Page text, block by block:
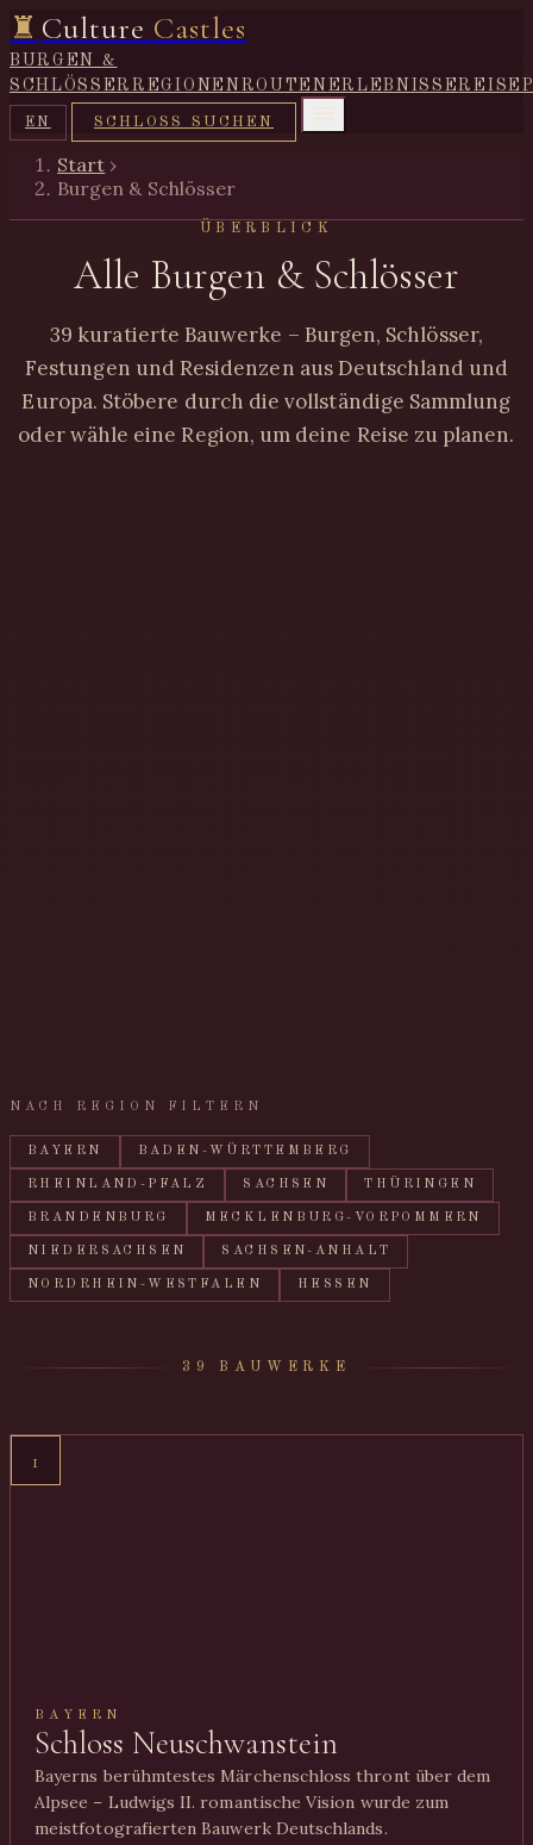
♜ Culture Castles
BURGEN &
SCHLÖSSERREGIONEN ROUTEN ERLEBNISSE
EN SCHLOSS SUCHEN
Start ›
Burgen & Schlösser
ÜBERBLICK
Alle Burgen & Schlösser
39 kuratierte Bauwerke – Burgen, Schlösser,
Festungen und Residenzen aus Deutschland und
Europa. Stöbere durch die vollständige Sammlung
oder wähle eine Region, um deine Reise zu planen.
NACH REGION FILTERN
BAYERN BADEN-WÜRTTEMBERG
RHEINLAND-PFALZ SACHSEN THÜRINGEN
BRANDENBURG MECKLENBURG-VORPOMMERN
NIEDERSACHSEN SACHSEN-ANHALT
NORDRHEIN-WESTFALEN HESSEN
39 BAUWERKE
1
BAYERN
Schloss Neuschwanstein
Bayerns berühmtestes Märchenschloss thront über dem
Alpsee – Ludwigs II. romantische Vision wurde zum
meistfotografierten Bauwerk Deutschlands.